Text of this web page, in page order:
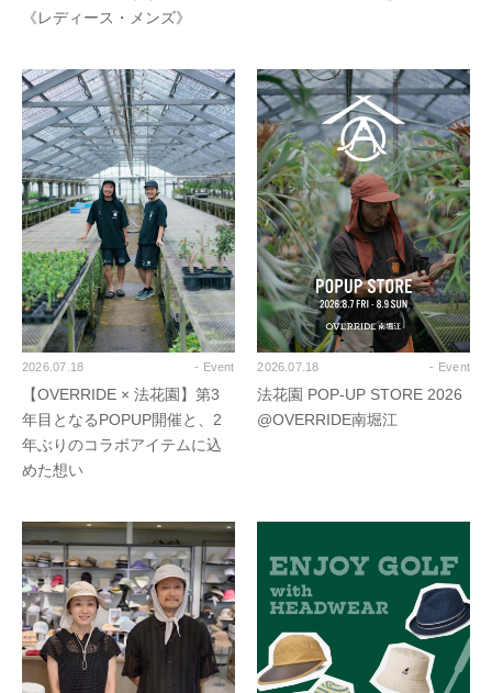
《レディース・メンズ》
2026.07.18 - Event
【OVERRIDE × 法花園】第3
年目となるPOPUP開催と、2
年ぶりのコラボアイテムに込
めた想い
2026.07.18 - Event
法花園 POP-UP STORE 2026
@OVERRIDE南堀江